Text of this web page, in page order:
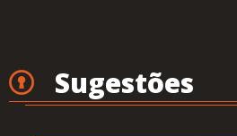
Sugestões